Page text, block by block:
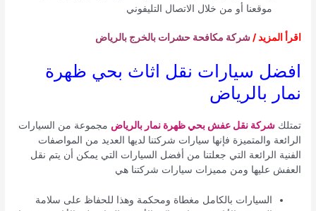
موقعنا أو من خلال الاتصال التليفوني
اقرأ المزيد /شركة مكافحة حشرات بالخرج بالرياض
افضل سيارات نقل اثاث بحي ظهرة
نمار بالرياض
تمتلكشركة نقل عفش بحي ظهرة نمار بالرياض مجموعة من السيارات
الرائعة والمتميزة فإنها سيارات شركتنا لديها العديد من المواصفات
الفنية الرائعة التي جعلتنا من أفضل السيارات التي يمكن أن يتم نقل
العفش عليها ومن مميزات سيارات شركتنا هي
السيارات بالكامل مغطاة ومحكمة وهذا للحفاظ على سلامة